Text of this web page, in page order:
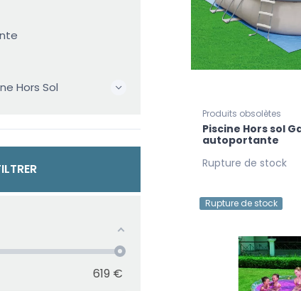
Hors Sol
619 €
Produits obsolètes
Piscine Hors sol
autoportante
Rupture de stock
Rupture de stock